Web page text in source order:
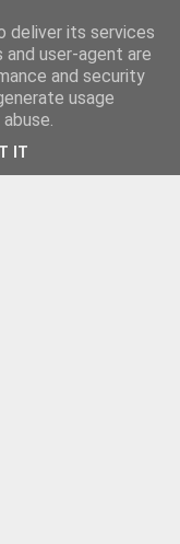
deliver its services
user-agent are
and security
usage
IT